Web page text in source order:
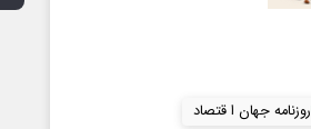
روزنامه جهان ا قتصاد